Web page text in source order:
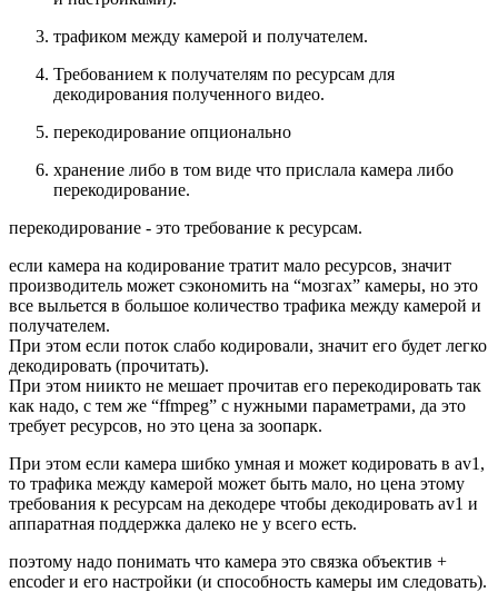
трафиком между камерой и получателем.
Требованием к получателям по ресурсам для
декодирования полученного видео.
перекодирование опционально
хранение либо в том виде что прислала камера либо
перекодирование.
перекодирование - это требование к ресурсам.
если камера на кодирование тратит мало ресурсов, значит
производитель может сэкономить на “мозгах” камеры, но это
все выльется в большое количество трафика между камерой и
получателем.
При этом если поток слабо кодировали, значит его будет легко
декодировать (прочитать).
При этом ниикто не мешает прочитав его перекодировать так
как надо, с тем же “ffmpeg” с нужными параметрами, да это
требует ресурсов, но это цена за зоопарк.
При этом если камера шибко умная и может кодировать в av1,
то трафика между камерой может быть мало, но цена этому
требования к ресурсам на декодере чтобы декодировать av1 и
аппаратная поддержка далеко не у всего есть.
поэтому надо понимать что камера это связка объектив +
encoder и его настройки (и способность камеры им следовать).